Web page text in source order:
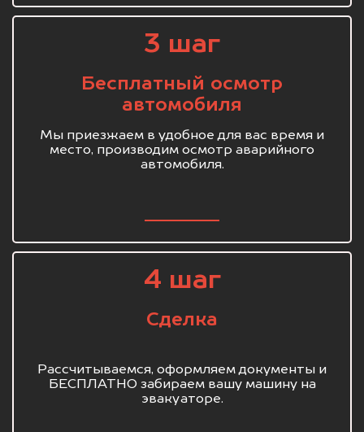
3 шаг
Бесплатный осмотр
автомобиля
Мы приезжаем в удобное для вас время и
место, производим осмотр аварийного
автомобиля.
4 шаг
Сделка
Рассчитываемся, оформляем документы и
БЕСПЛАТНО забираем вашу машину на
эвакуаторе.